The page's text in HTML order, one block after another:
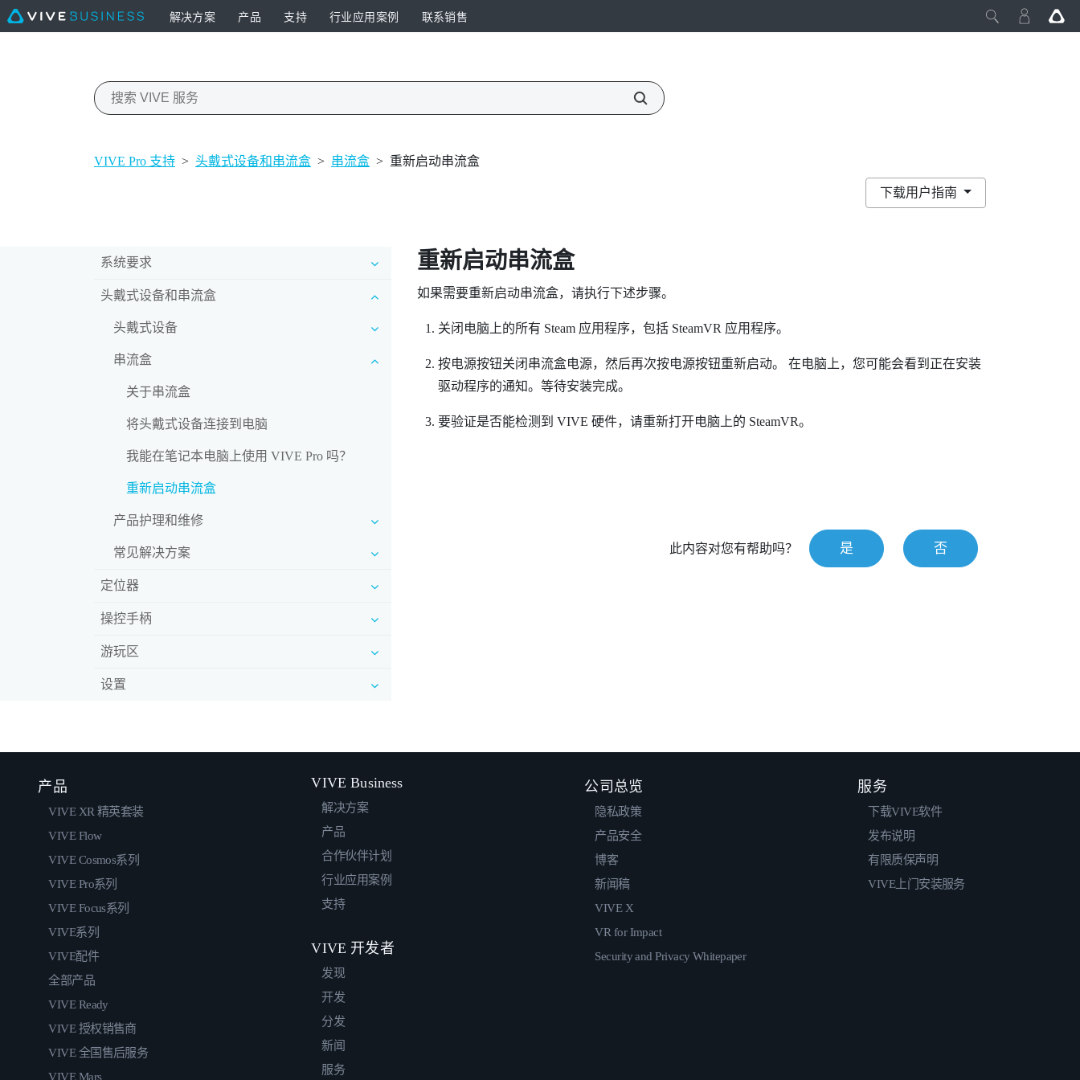
解决方案 产品 支持 行业应用案例 联系销售
VIVE Pro 支持 > 头戴式设备和串流盒 > 串流盒 > 重新启动串流盒
下载用户指南
系统要求
头戴式设备和串流盒
头戴式设备
串流盒
关于串流盒
将头戴式设备连接到电脑
我能在笔记本电脑上使用 VIVE Pro 吗？
重新启动串流盒
产品护理和维修
常见解决方案
定位器
操控手柄
游玩区
设置
重新启动串流盒
如果需要重新启动串流盒，请执行下述步骤。
关闭电脑上的所有 Steam应用程序，包括 SteamVR 应用程序。
按电源按钮关闭串流盒电源，然后再次按电源按钮重新启动。 在电脑上，您可能会看到正在安装
驱动程序的通知。等待安装完成。
要验证是否能检测到 VIVE 硬件，请重新打开电脑上的 SteamVR。
此内容对您有帮助吗？ 是 否
产品
VIVE XR 精英套装
VIVE Flow
VIVE Cosmos系列
VIVE Pro系列
VIVE Focus系列
VIVE系列
VIVE配件
全部产品
VIVE Ready
VIVE 授权销售商
VIVE 全国售后服务
VIVE Mars
VIVE Business
解决方案
产品
合作伙伴计划
行业应用案例
支持
VIVE 开发者
发现
开发
分发
新闻
服务
公司总览
隐私政策
产品安全
博客
新闻稿
VIVE X
VR for Impact
Security and Privacy Whitepaper
服务
下载VIVE软件
发布说明
有限质保声明
VIVE上门安装服务